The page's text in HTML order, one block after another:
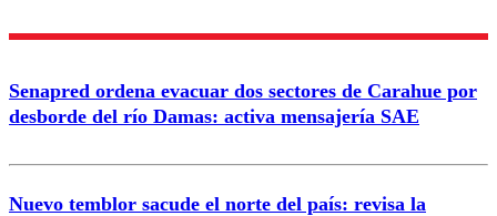
Enviar comentario
Senapred ordena evacuar dos sectores de Carahue por
desborde del río Damas: activa mensajería SAE
Nuevo temblor sacude el norte del país: revisa la